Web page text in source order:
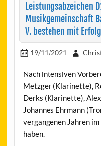
Leistungsabzeichen
Musikgemeinschaft
V. bestehen mit
19/11/2021
Nach intensiven
Metzger (Klarinette),
Derks (Klarinette),
Johannes Ehrmann
vergangenen Jahren
haben.